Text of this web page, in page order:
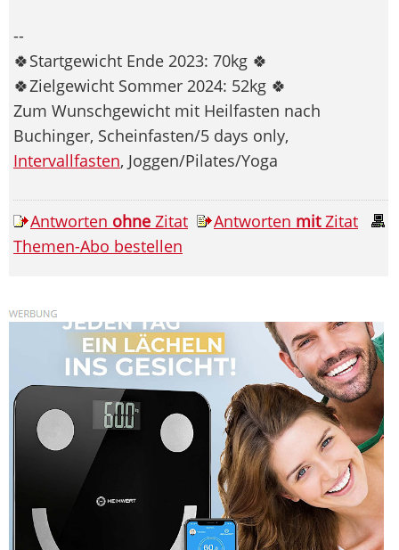
--
🍀Startgewicht Ende 2023: 70kg 🍀
🍀Zielgewicht Sommer 2024: 52kg 🍀
Zum Wunschgewicht mit Heilfasten nach
Buchinger, Scheinfasten/5 days only,
Intervallfasten, Joggen/Pilates/Yoga
Antworten ohne Zitat Antworten mitZitat
Themen-Abo bestellen